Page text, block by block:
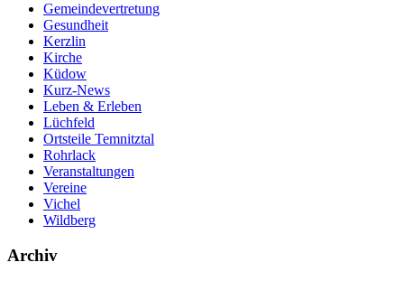
Gemeindevertretung
Gesundheit
Kerzlin
Kirche
Küdow
Kurz-News
Leben & Erleben
Lüchfeld
Ortsteile Temnitztal
Rohrlack
Veranstaltungen
Vereine
Vichel
Wildberg
Archiv